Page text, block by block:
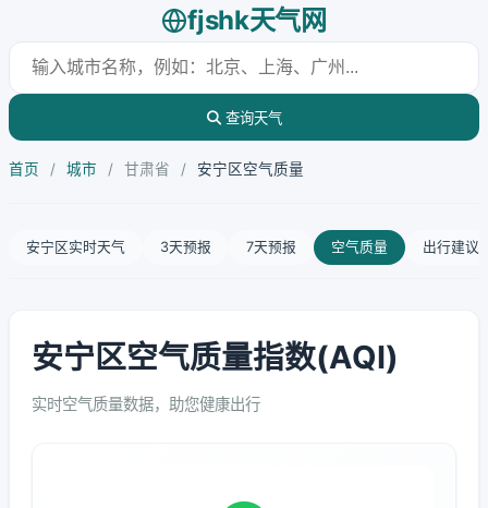
fjshk天气网
查询天气
首页 / 城市 / 甘肃省 / 安宁区空气质量
安宁区实时天气 3天预报 7天预报 空气质量 出行建议
安宁区空气质量指数(AQI)
实时空气质量数据，助您健康出行